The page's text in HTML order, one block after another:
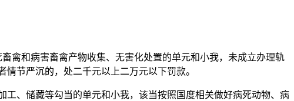
和病害畜禽产物收集、无害化处置的单元和小我，未成立办理轨
节严沉的，处二千元以上二万元以下罚款。
、储藏等勾当的单元和小我，该当按照国度相关做好病死动物、病